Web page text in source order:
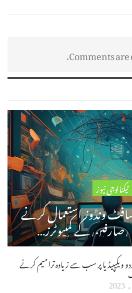
Comments are
ٹیکنالوجی نیوز
ونڈوز استعمال کرنے
کے کمپیوٹرز…
ویکیپیڈیا پر سب سے زیادہ ترامیم کرنے